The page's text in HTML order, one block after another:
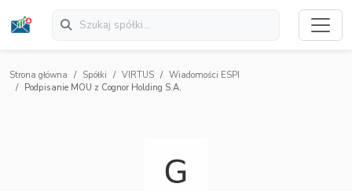
Strona główna Spółki VIRTUS
Wiadomości ESPI
Podpisanie MOU z Cognor Holding S.A.